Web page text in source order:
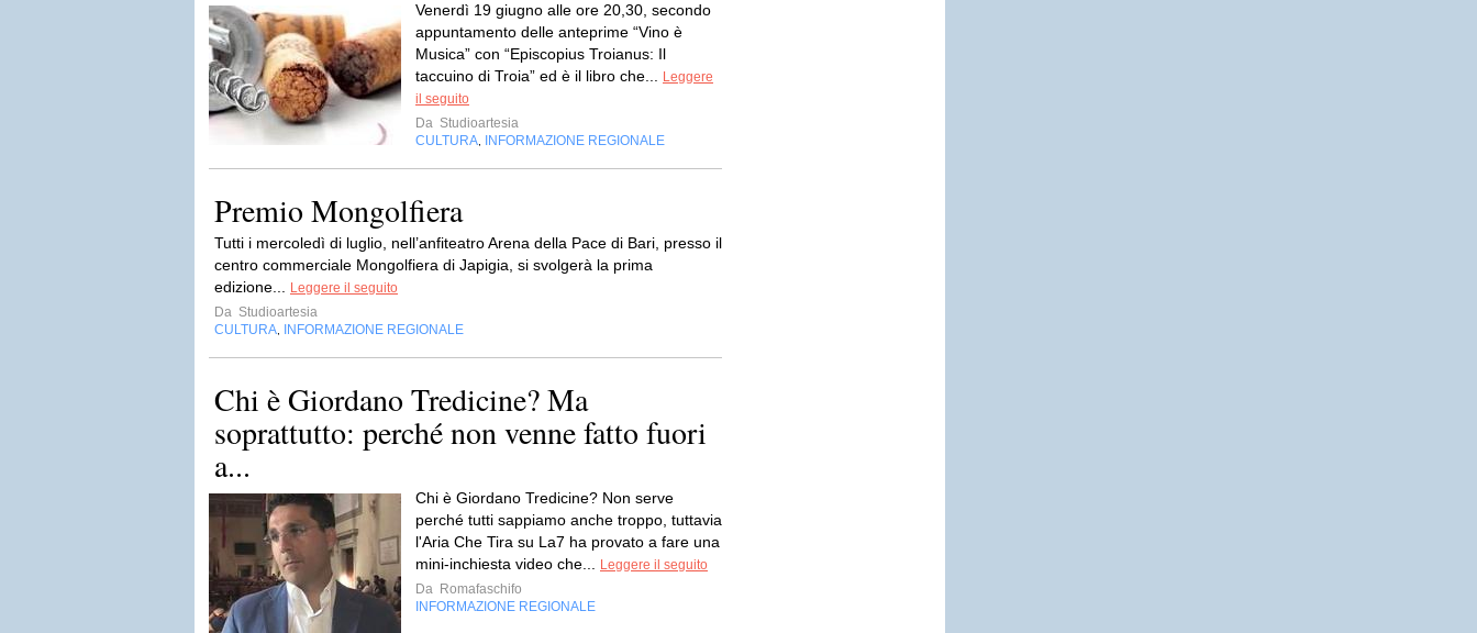
Venerdì 19 giugno alle ore 20,30, secondo
appuntamento delle anteprime “Vino è
Musica” con “Episcopius Troianus: Il
taccuino di Troia” ed è il libro che...
Leggere
il seguito
Da Studioartesia
CULTURA
INFORMAZIONE REGIONALE
Premio Mongolfiera
Tutti i mercoledì di luglio, nell’anfiteatro Arena della Pace di Bari, presso il
centro commerciale Mongolfiera di Japigia, si svolgerà la prima
edizione...
Leggere il seguito
Da Studioartesia
CULTURA
INFORMAZIONE REGIONALE
Chi è Giordano Tredicine? Ma
soprattutto: perché non venne fatto fuori
a...
Chi è Giordano Tredicine? Non serve
perché tutti sappiamo anche troppo, tuttavia
l'Aria Che Tira su La7 ha provato a fare una
mini-inchiesta video che...
Leggere il seguito
Da Romafaschifo
INFORMAZIONE REGIONALE